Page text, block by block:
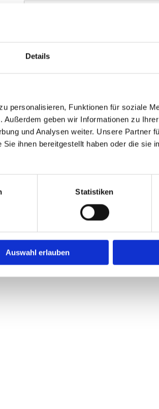
Details
personalisieren, Funktionen für soziale
geben wir Informationen zu
und Analysen weiter. Unsere Partner
ihnen bereitgestellt haben oder die sie
Statistiken
Auswahl erlauben
Ich habe die
einer elektronischen
Daten zur Beantwortung meiner